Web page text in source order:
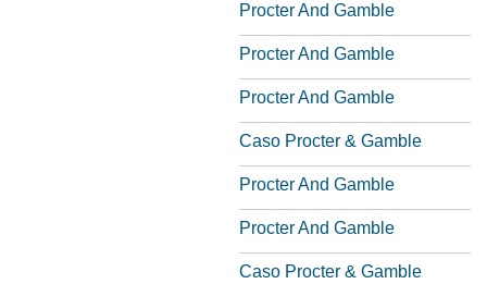
Procter And Gamble
Procter And Gamble
Procter And Gamble
Caso Procter & Gamble
Procter And Gamble
Procter And Gamble
Caso Procter & Gamble